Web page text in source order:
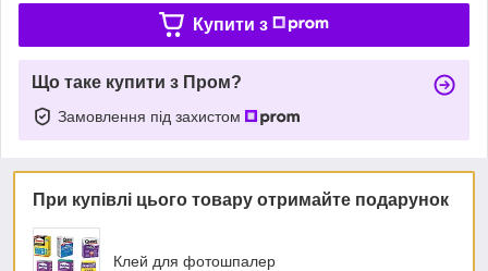
Купити з
Що таке купити з Пром?
Замовлення під захистом
При купівлі цього товару отримайте подарунок
Клей для фотошпалер